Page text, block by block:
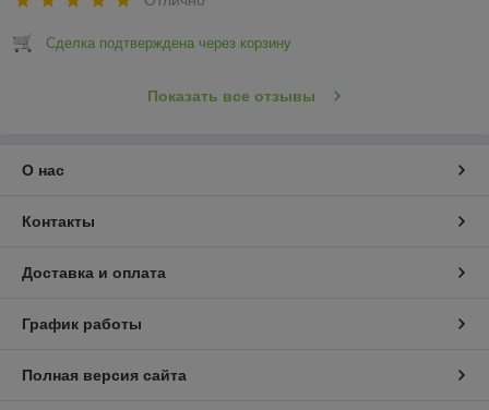
Сделка подтверждена через корзину
Показать все отзывы
О нас
Контакты
Доставка и оплата
График работы
Полная версия сайта